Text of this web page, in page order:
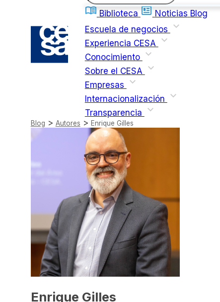
Biblioteca Noticias Blog
Escuela de negocios
Experiencia CESA
Conocimiento
Sobre el CESA
Empresas
Internacionalización
Transparencia
Blog > Autores > Enrique Gilles
Enrique Gilles